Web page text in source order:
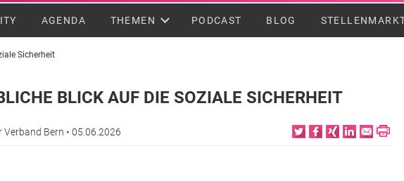
AGENDA THEMEN PODCAST BLOG
Sicherheit
BLICK AUF DIE SOZIALE SICHERHEIT
Verband Bern • 05.06.2026 Twitter
Facebook
XINGEmail